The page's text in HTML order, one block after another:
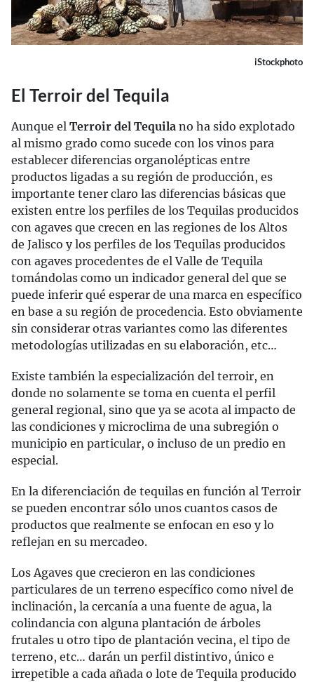
iStockphoto
El Terroir del Tequila
Aunque el Terroir del Tequila no ha sido explotado
al mismo grado como sucede con los vinos para
establecer diferencias organolépticas entre
productos ligadas a su región de producción, es
importante tener claro las diferencias básicas que
existen entre los perfiles de los Tequilas producidos
con agaves que crecen en las regiones de los Altos
de Jalisco y los perfiles de los Tequilas producidos
con agaves procedentes de el Valle de Tequila
tomándolas como un indicador general del que se
puede inferir qué esperar de una marca en específico
en base a su región de procedencia. Esto obviamente
sin considerar otras variantes como las diferentes
metodologías utilizadas en su elaboración, etc…
Existe también la especialización del terroir, en
donde no solamente se toma en cuenta el perfil
general regional, sino que ya se acota al impacto de
las condiciones y microclima de una subregión o
municipio en particular, o incluso de un predio en
especial.
En la diferenciación de tequilas en función al Terroir
se pueden encontrar sólo unos cuantos casos de
productos que realmente se enfocan en eso y lo
reflejan en su mercadeo.
Los Agaves que crecieron en las condiciones
particulares de un terreno específico como nivel de
inclinación, la cercanía a una fuente de agua, la
colindancia con alguna plantación de árboles
frutales u otro tipo de plantación vecina, el tipo de
terreno, etc… darán un perfil distintivo, único e
irrepetible a cada añada o lote de Tequila producido